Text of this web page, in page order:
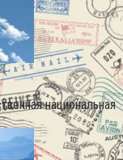
национальная